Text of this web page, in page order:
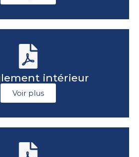
intérieur
Voir plus